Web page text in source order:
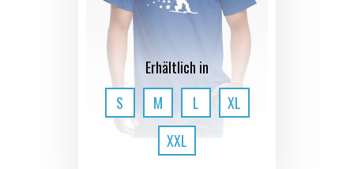
Erhältlich in
S
M L
XL
XXL